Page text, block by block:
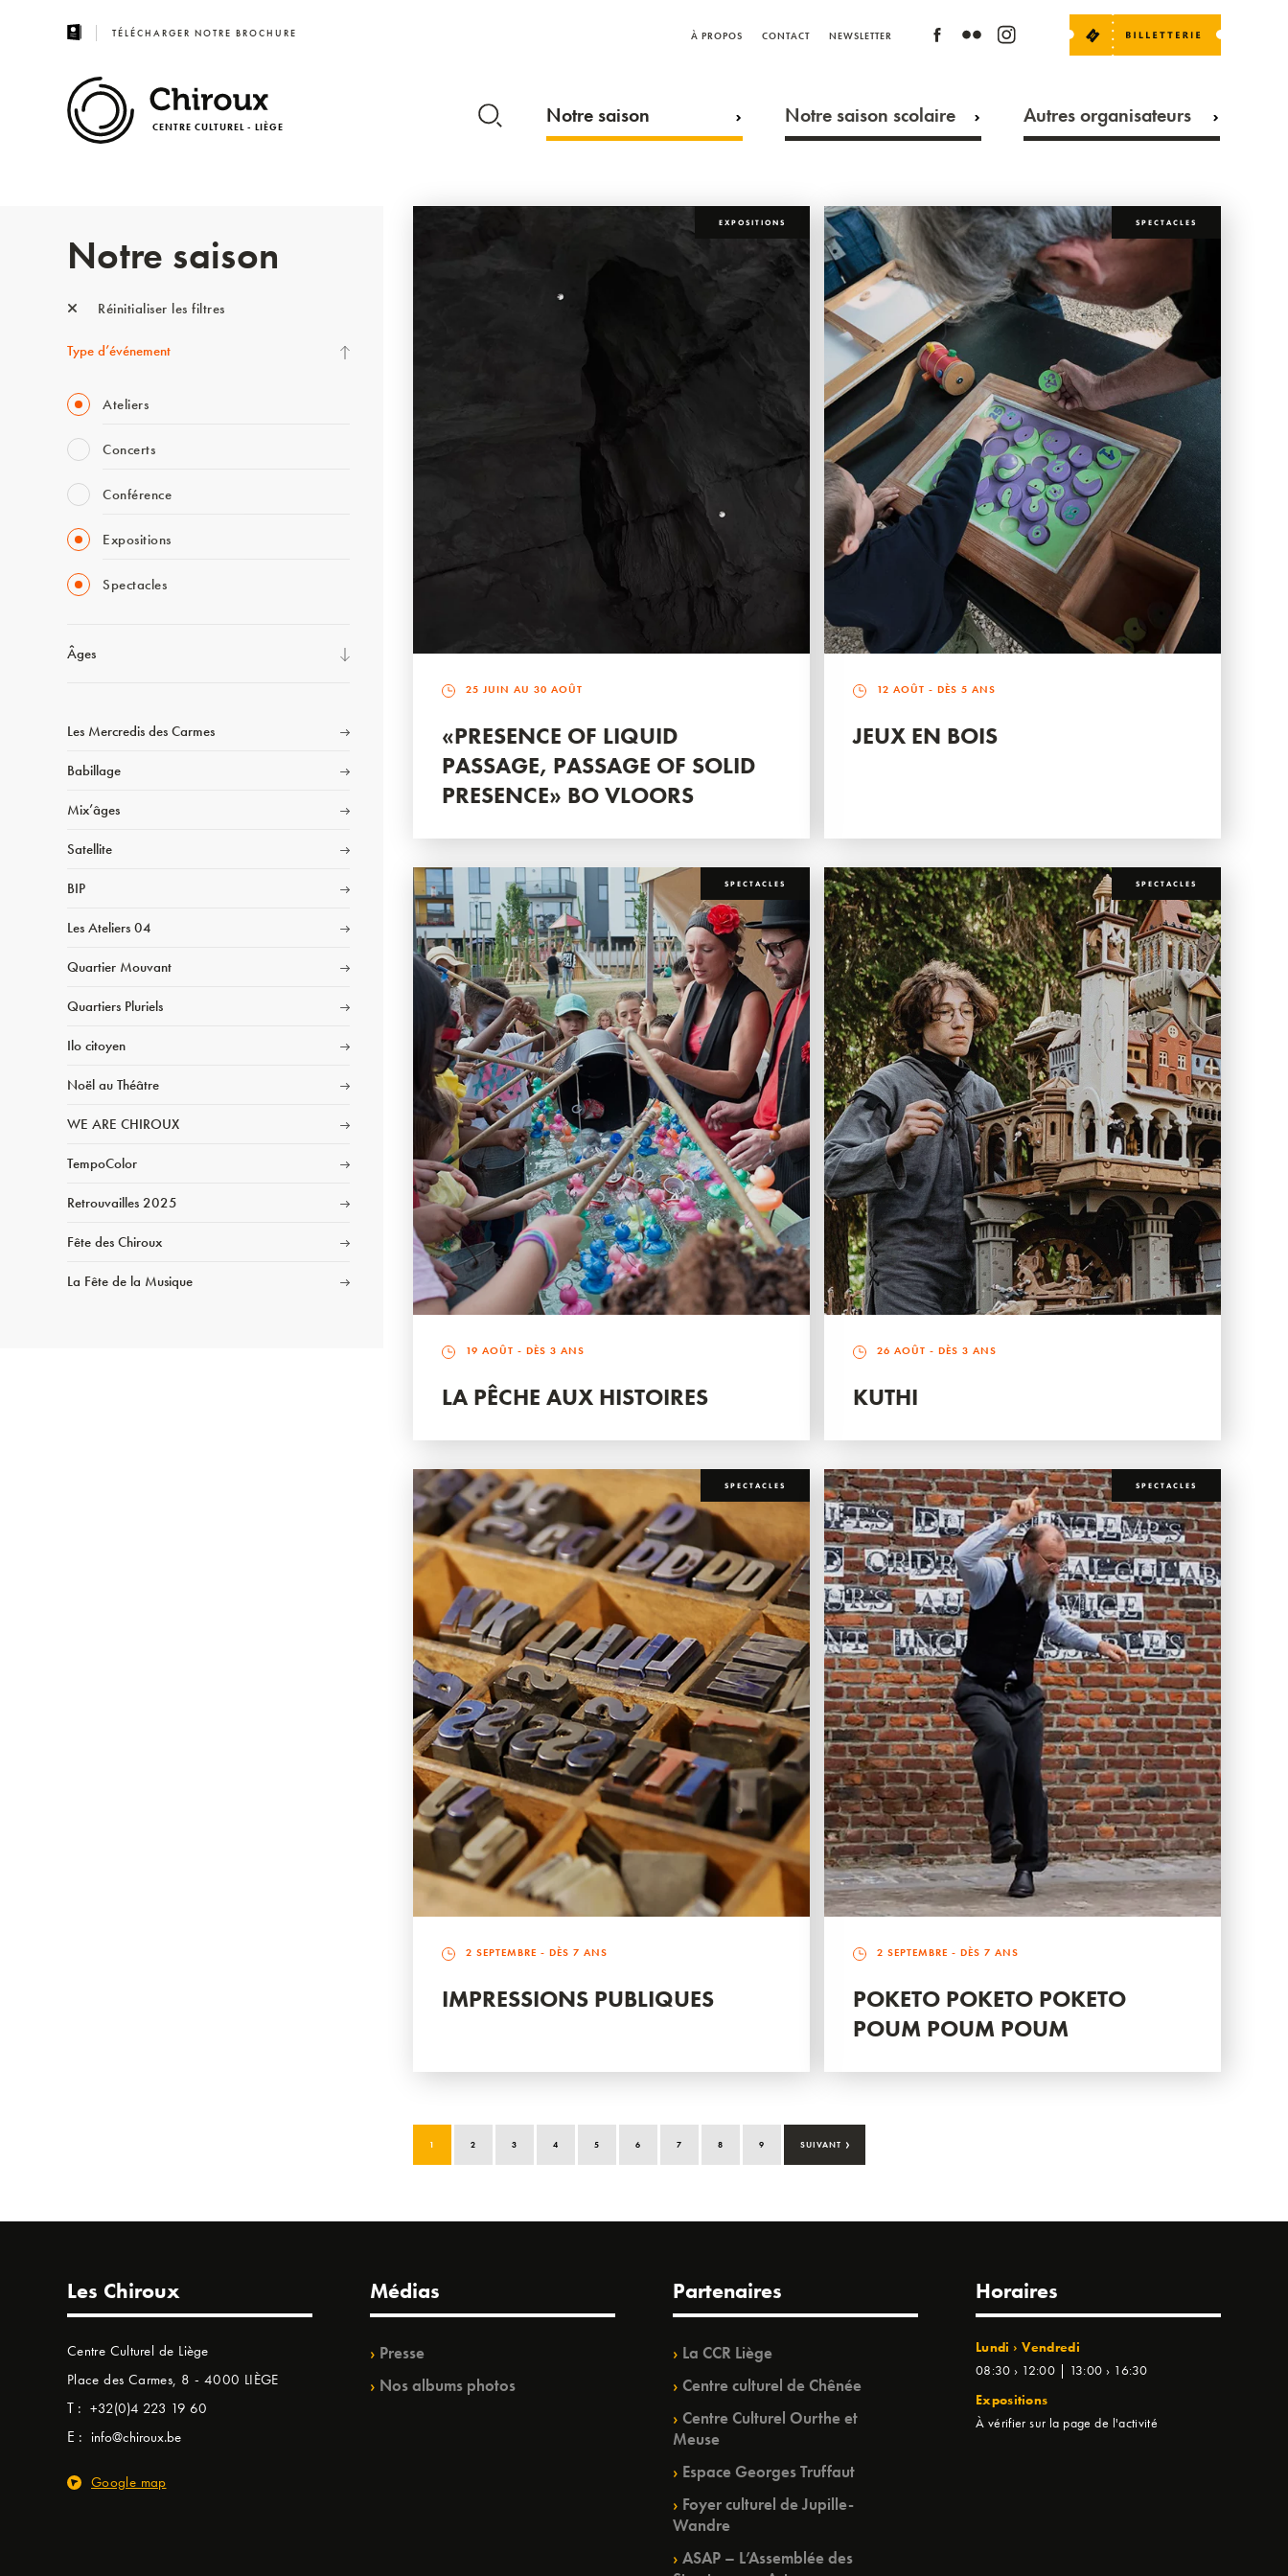
TÉLÉCHARGER NOTRE BROCHURE À PROPOS CONTACT NEWSLETTER
CENTRE CULTUREL - LIÈGE Notre saison Notre saison scolaire Autres organisateurs
Notre saison
Réinitialiser les filtres
Type d’événement
Ateliers
Concerts
Conférence
Expositions
Spectacles
Âges
Les Mercredis des Carmes
Babillage
Mix’âges
Satellite
BIP
Les Ateliers 04
Quartier Mouvant
Quartiers Pluriels
Ilo citoyen
Noël au Théâtre
WE ARE CHIROUX
TempoColor
Retrouvailles 2025
Fête des Chiroux
La Fête de la Musique
EXPOSITIONS
25 JUIN AU 30 AOÛT
«PRESENCE OF LIQUID
PASSAGE, PASSAGE OF SOLID
PRESENCE» BO VLOORS
SPECTACLES
12 AOÛT - DÈS 5 ANS
JEUX EN BOIS
SPECTACLES
19 AOÛT - DÈS 3 ANS
LA PÊCHE AUX HISTOIRES
SPECTACLES
26 AOÛT - DÈS 3 ANS
KUTHI
SPECTACLES
2 SEPTEMBRE - DÈS 7 ANS
IMPRESSIONS PUBLIQUES
SPECTACLES
2 SEPTEMBRE - DÈS 7 ANS
POKETO POKETO POKETO
POUM POUM POUM
1 2 3 4 5 6 7 8 9 SUIVANT ›
Les Chiroux
Centre Culturel de Liège
Place des Carmes, 8 - 4000 LIÈGE
T : +32(0)4 223 19 60
E : info@chiroux.be
Google map
Médias
Presse
Nos albums photos
Partenaires
La CCR Liège
Centre culturel de Chênée
Centre Culturel Ourthe et
Meuse
Espace Georges Truffaut
Foyer culturel de Jupille-
Wandre
ASAP – L’Assemblée des
Horaires
Lundi › Vendredi
08:30 › 12:00 | 13:00 › 16:30
Expositions
À vérifier sur la page de l'activité